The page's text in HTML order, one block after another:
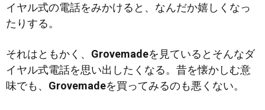
イヤル式の電話をみかけると、なんだか嬉しくなっ
たりする。
それはともかく、 Grovemadeを見ているとそんなダ
イヤル式電話を思い出したくなる。昔を懐かしむ意
味でも、 Grovemadeを買ってみるのも悪くない。